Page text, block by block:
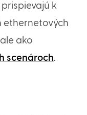
k
ethernetových
ako
scenároch.